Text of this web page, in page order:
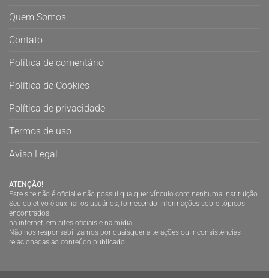
Quem Somos
Contato
Política de comentário
Política de Cookies
Política de privacidade
Termos de uso
Aviso Legal
ATENÇÃO!
Este site não é oficial e não possui qualquer vínculo com nenhuma instituição.
Seu objetivo é auxiliar os usuários, fornecendo informações sobre tópicos
encontrados
na internet, em sites oficiais e na mídia.
Não nos responsabilizamos por quaisquer alterações ou inconsistências
relacionadas ao conteúdo publicado.